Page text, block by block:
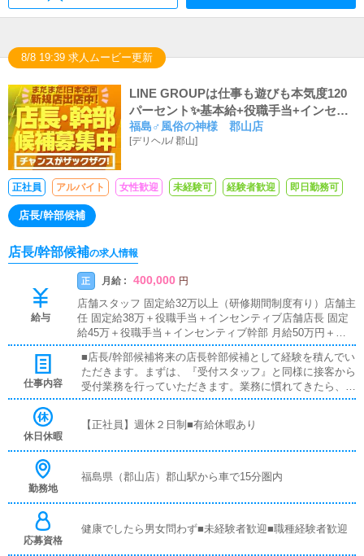
8/8 19:39 求人ムービー更新
LINE GROUPは仕事も遊びも本気度120
パーセント✨基本給+役職手当+インセン
ティブ+他手当で高収入が可能です！全
国グループですので今後まだまだ出店計
福島♂風俗の神様 郡山店
[デリヘル/郡山]
正社員 アルバイト 女性歓迎 未経験可 経験者歓迎 即日勤務可
店長/幹部候補
店長/幹部候補の求人情報
給与
正 月給 : 400,000 円
店舗スタッフ 固定給32万以上（研修期間制度有り）店舗主
任 固定給38万＋役職手当＋インセンティブ店舗店長 固定
給45万＋役職手当＋インセンティブ幹部 月給50万円＋役
職手当＋インセンティブ
仕事内容
■店長/幹部候補将来の店長幹部候補として経験を積んでい
ただきます。まずは、『受付スタッフ』と同様に接客から
受付業務を行っていただきます。業務に慣れてきたら、
『キャストの管理』や『経営に関わる業務』を順に覚えて
い店舗の運営をお任せします。■対面接客・受付業務お客
をお願いします。簡単なマニュアルや、先輩スタッフに付
未経験の方でも安心して働けます。■企画の立案店舗イベ
【新規のお客様の増加】【お客様のリピート率の向上】
休日休暇
【正社員】週休２日制■有給休暇あり
勤務地
福島県（郡山店）郡山駅から車で15分圏内
応募資格
健康でしたら男女問わず■未経験者歓迎■職種経験者歓迎